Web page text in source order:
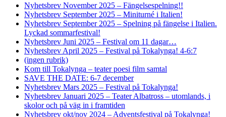
Nyhetsbrev November 2025 – Fängelsespelning!!
Nyhetsbrev September 2025 – Miniturné i Italien!
Nyhetsbrev September 2025 – Spelning på fängelse i Italien.
Lyckad sommarfestival!
Nyhetsbrev Juni 2025 – Festival om 11 dagar…
Nyhetsbrev April 2025 – Festival på Tokalynga! 4-6:7
(ingen rubrik)
Kom till Tokalynga – teater poesi film samtal
SAVE THE DATE: 6-7 december
Nyhetsbrev Mars 2025 – Festival på Tokalynga!
Nyhetsbrev Januari 2025 – Teater Albatross – utomlands, i
skolor och på väg in i framtiden
Nyhetsbrev okt/nov 2024 – Adventsfestival på Tokalynga!